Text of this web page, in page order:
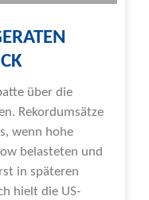
über die
Rekordumsätze
wenn hohe
belasteten und
in späteren
hielt die US-